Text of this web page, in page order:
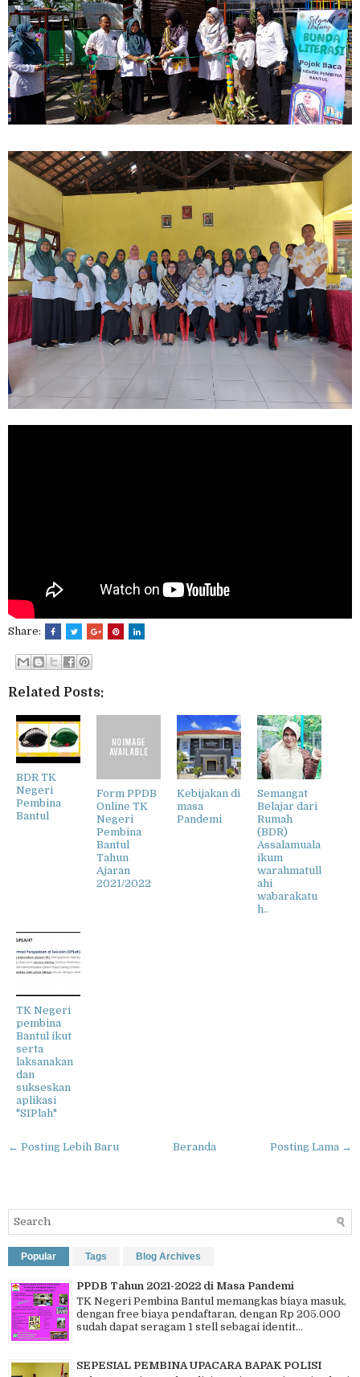
Share:
Related Posts:
BDR TK
Negeri
Pembina
Bantul
Form PPDB
Online TK
Negeri
Pembina
Bantul
Tahun
Ajaran
2021/2022
Kebijakan di
masa
Pandemi
Semangat
Belajar dari
Rumah
(BDR)
Assalamuala
ikum
warahmatull
ahi
wabarakatu
h..
TK Negeri
pembina
Bantul ikut
serta
laksanakan
dan
sukseskan
aplikasi
"SIPlah"
← Posting Lebih Baru Posting Lama →
Beranda
Popular Tags Blog Archives
PPDB Tahun 2021-2022 di Masa Pandemi
TK Negeri Pembina Bantul memangkas biaya masuk,
dengan free biaya pendaftaran, dengan Rp 205.000
sudah dapat seragam 1 stell sebagai identit...
SEPESIAL PEMBINA UPACARA BAPAK POLISI